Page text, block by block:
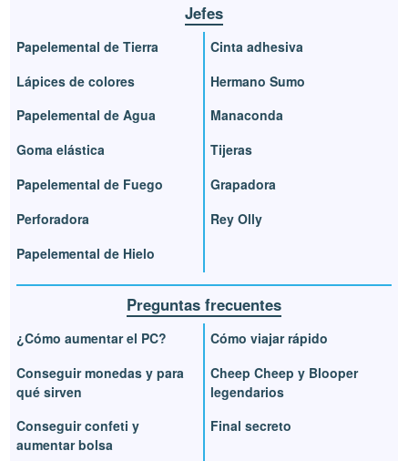
Jefes
Papelemental de Tierra
Lápices de colores
Papelemental de Agua
Goma elástica
Papelemental de Fuego
Perforadora
Papelemental de Hielo
Cinta adhesiva
Hermano Sumo
Manaconda
Tijeras
Grapadora
Rey Olly
Preguntas frecuentes
¿Cómo aumentar el PC?
Conseguir monedas y para
qué sirven
Conseguir confeti y
aumentar bolsa
Cómo viajar rápido
Cheep Cheep y Blooper
legendarios
Final secreto